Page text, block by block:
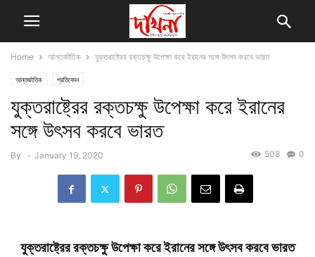
Home আন্তর্জাতিক যুক্তরাষ্ট্রের রক্তচক্ষু উপেক্ষা করে ইরানের সঙ্গে উৎসব করবে ভারত
আন্তর্জাতিক প্রতিবেদন
যুক্তরাষ্ট্রের রক্তচক্ষু উপেক্ষা করে ইরানের
সঙ্গে উৎসব করবে ভারত
By - January 19, 2020 0
508
যুক্তরাষ্ট্রের রক্তচক্ষু উপেক্ষা করে ইরানের সঙ্গে উৎসব করবে ভারত